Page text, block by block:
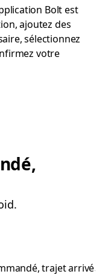
Bolt est
ajoutez des
sélectionnez
votre